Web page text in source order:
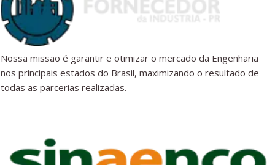
Nossa missão é garantir e otimizar o mercado da Engenharia
nos principais estados do Brasil, maximizando o resultado de
todas as parcerias realizadas.